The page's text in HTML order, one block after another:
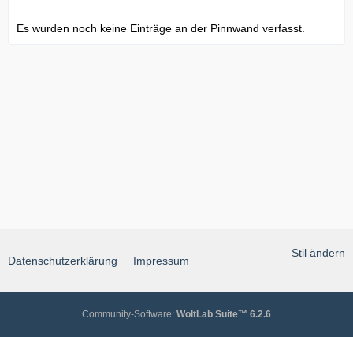
Es wurden noch keine Einträge an der Pinnwand verfasst.
Stil ändern
Datenschutzerklärung Impressum
Community-Software: WoltLab Suite™ 6.2.6